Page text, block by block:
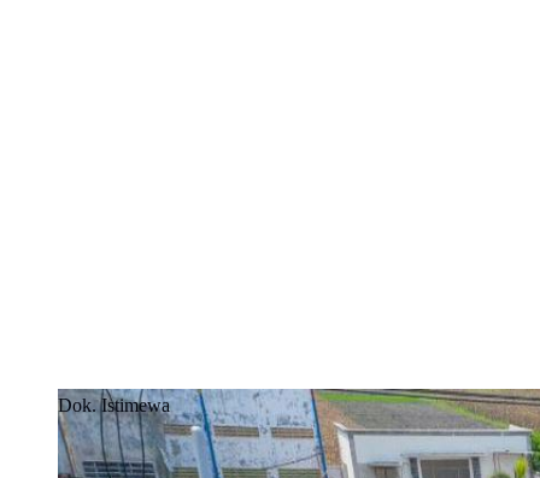
Dok. Istimewa